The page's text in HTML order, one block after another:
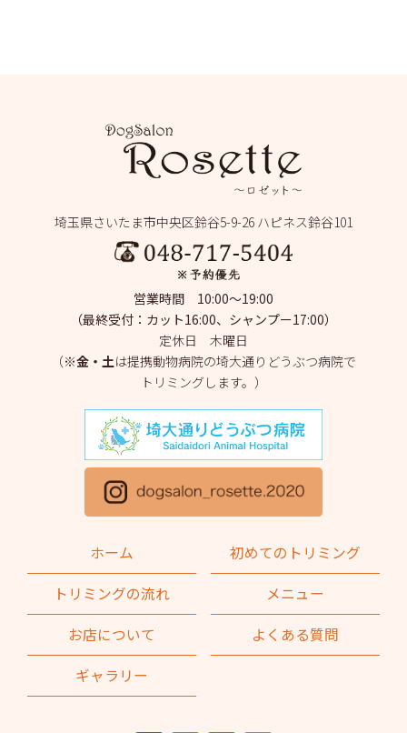
2025年8月(2)
(2)
2025年5月(4)
2025年4月
(1)
2025年3月(2)
2025年2月(4)
2025年1月(1)
2024年12月(1)
2024年10月(2)
2024年9月
埼玉県さいたま市中央区鈴谷5-9-26 ハピネス鈴谷101
営業時間 10:00～19:00
（最終受付：カット16:00、シャンプー17:00）
定休日 木曜日
（※金・土は提携動物病院の埼大通りどうぶつ病院で
トリミングします。）
ホーム
初めてのトリミング
トリミングの流れ
メニュー
お店について
よくある質問
ギャラリー